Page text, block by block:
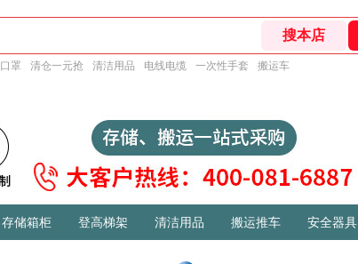
口罩 清仓一元抢 清洁用品 电线电缆 一次性手套 搬运车
存储箱柜 登高梯架 清洁用品 搬运推车 安全器具